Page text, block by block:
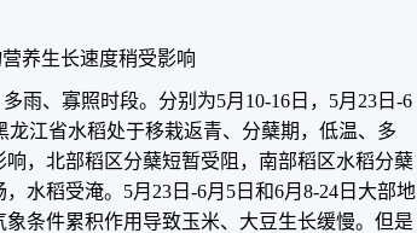
养生长速度稍受影响
雨、寡照时段。分别为5月10-16日，5月23日-6
龙江省水稻处于移栽返青、分蘖期，低温、多
，北部稻区分蘖短暂受阻，南部稻区水稻分蘖
水稻受淹。5月23日-6月5日和6月8-24日大部地
条件累积作用导致玉米、大豆生长缓慢。但是